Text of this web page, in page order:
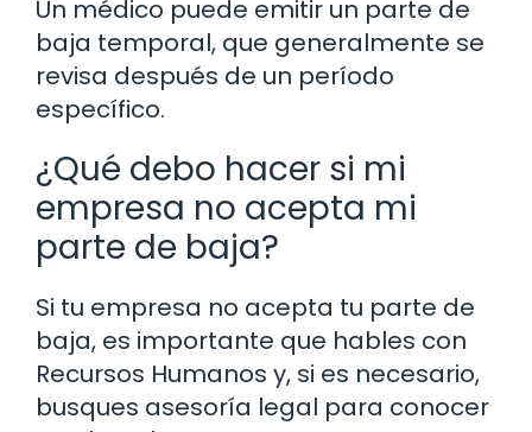
Un médico puede emitir un parte de
baja temporal, que generalmente se
revisa después de un período
específico.
¿Qué debo hacer si mi
empresa no acepta mi
parte de baja?
Si tu empresa no acepta tu parte de
baja, es importante que hables con
Recursos Humanos y, si es necesario,
busques asesoría legal para conocer